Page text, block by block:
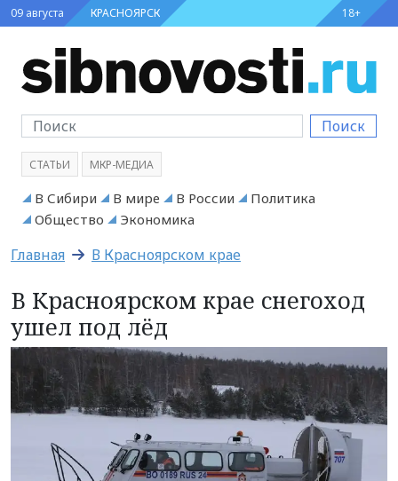
09 августа КРАСНОЯРСК 18+
Поиск
СТАТЬИ МКР-МЕДИА
В Сибири В мире В России
Политика
Общество
Экономика
Главная В Красноярском крае
В Красноярском крае снегоход
ушел под лёд